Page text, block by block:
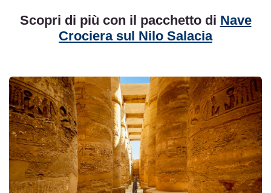
Scopri di più con il pacchetto di Nave
Crociera sul Nilo Salacia